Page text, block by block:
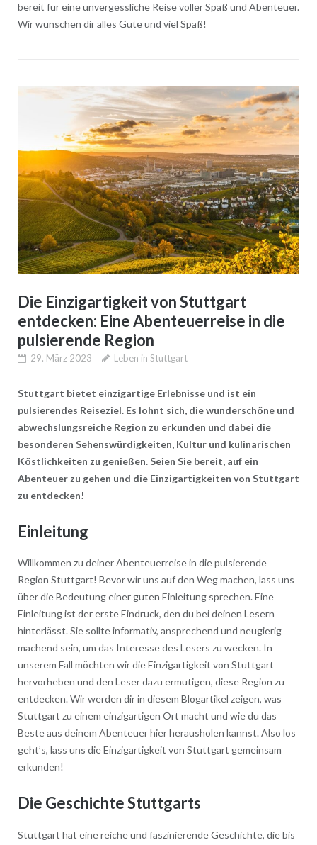
bereit für eine unvergessliche Reise voller Spaß und Abenteuer.
Wir wünschen dir alles Gute und viel Spaß!
Die Einzigartigkeit von Stuttgart
entdecken: Eine Abenteuerreise in die
pulsierende Region
29. März 2023 Leben in Stuttgart
Stuttgart bietet einzigartige Erlebnisse und ist ein
pulsierendes Reiseziel. Es lohnt sich, die wunderschöne und
abwechslungsreiche Region zu erkunden und dabei die
besonderen Sehenswürdigkeiten, Kultur und kulinarischen
Köstlichkeiten zu genießen. Seien Sie bereit, auf ein
Abenteuer zu gehen und die Einzigartigkeiten von Stuttgart
zu entdecken!
Einleitung
Willkommen zu deiner Abenteuerreise in die pulsierende
Region Stuttgart! Bevor wir uns auf den Weg machen, lass uns
über die Bedeutung einer guten Einleitung sprechen. Eine
Einleitung ist der erste Eindruck, den du bei deinen Lesern
hinterlässt. Sie sollte informativ, ansprechend und neugierig
machend sein, um das Interesse des Lesers zu wecken. In
unserem Fall möchten wir die Einzigartigkeit von Stuttgart
hervorheben und den Leser dazu ermutigen, diese Region zu
entdecken. Wir werden dir in diesem Blogartikel zeigen, was
Stuttgart zu einem einzigartigen Ort macht und wie du das
Beste aus deinem Abenteuer hier herausholen kannst. Also los
geht’s, lass uns die Einzigartigkeit von Stuttgart gemeinsam
erkunden!
Die Geschichte Stuttgarts
Stuttgart hat eine reiche und faszinierende Geschichte, die bis